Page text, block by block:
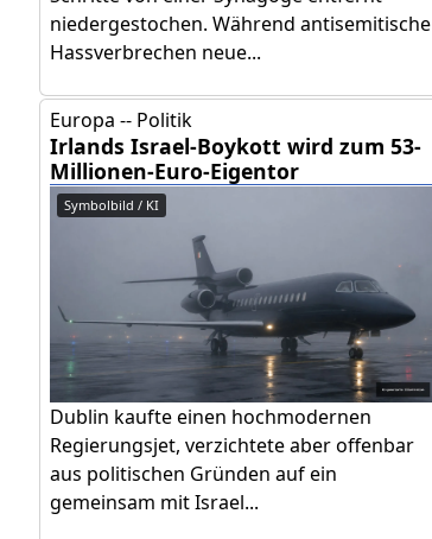
niedergestochen. Während antisemitische
Hassverbrechen neue...
Europa -- Politik
Irlands Israel-Boykott wird zum 53-
Millionen-Euro-Eigentor
Symbolbild / KI
Dublin kaufte einen hochmodernen
Regierungsjet, verzichtete aber offenbar
aus politischen Gründen auf ein
gemeinsam mit Israel...